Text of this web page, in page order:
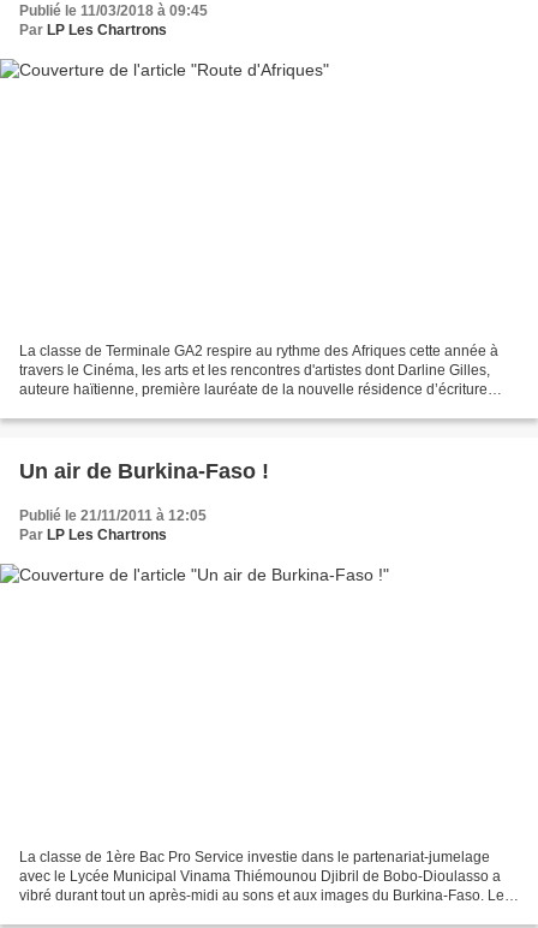
Publié le 11/03/2018 à 09:45
Par LP Les Chartrons
La classe de Terminale GA2 respire au rythme des Afriques cette année à
travers le Cinéma, les arts et les rencontres d'artistes dont Darline Gilles,
auteure haïtienne, première lauréate de la nouvelle résidence d’écriture
Un air de Burkina-Faso !
Publié le 21/11/2011 à 12:05
Par LP Les Chartrons
La classe de 1ère Bac Pro Service investie dans le partenariat-jumelage
avec le Lycée Municipal Vinama Thiémounou Djibril de Bobo-Dioulasso a
vibré durant tout un après-midi au sons et aux images du Burkina-Faso. Le